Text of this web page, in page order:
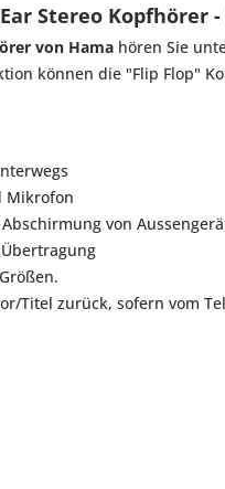
Stereo Kopfhörer
von Hama hören Sie
können die "Flip Flop"
Mikrofon
von
Titel zurück, sofern vom